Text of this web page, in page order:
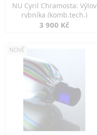
NU Cyril Chramosta: Výlov
rybníka (komb.tech.)
3 900 Kč
NOVÉ